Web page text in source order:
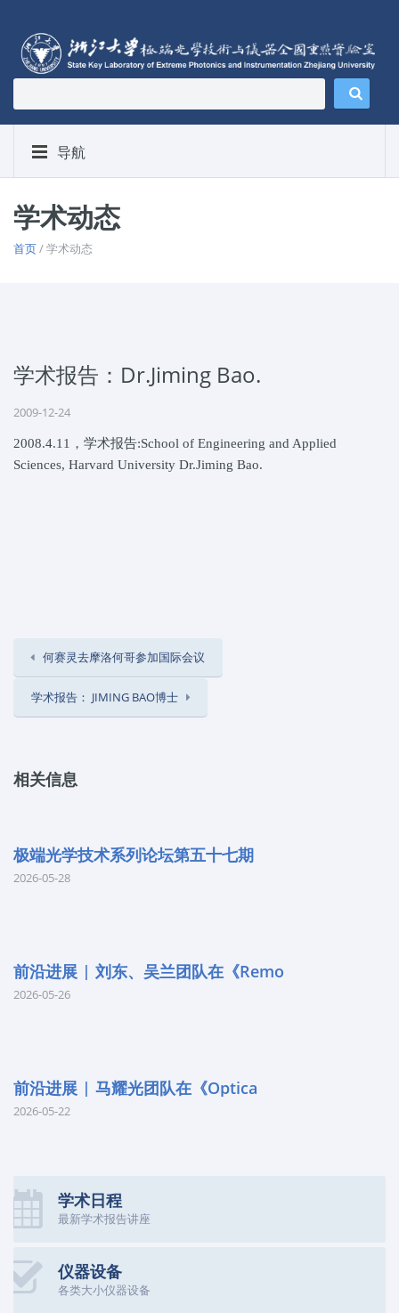
导航
学术动态
首页/ 学术动态
学术报告：Dr.Jiming Bao.
2009-12-24
2008.4.11，学术报告:School of Engineering and Applied
Sciences, Harvard University Dr.Jiming Bao.
何赛灵去摩洛何哥参加国际会议
学术报告： JIMING BAO博士
相关信息
极端光学技术系列论坛第五十七期
2026-05-28
前沿进展 | 刘东、吴兰团队在《Remo
2026-05-26
前沿进展 | 马耀光团队在《Optica
2026-05-22
学术日程
最新学术报告讲座
仪器设备
各类大小仪器设备